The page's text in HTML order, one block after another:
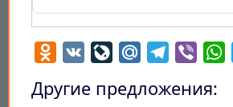
Odnoklassniki
VK LiveJournal
Mail.RuTelegram
Viber
Другие предложения: